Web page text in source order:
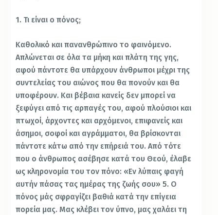
1. Τι είναι ο πόνος;
Καθολικό και πανανθρώπινο το φαινόμενο.
Απλώνεται σε όλα τα μήκη και πλάτη της γης,
αφού πάντοτε θα υπάρχουν άνθρωποι μέχρι της
συντελείας του αιώνος που θα πονούν και θα
υποφέρουν. Και βέβαια κανείς δεν μπορεί να
ξεφύγει από τις αρπαγές του, αφού πλούσιοι και
πτωχοί, άρχοντες και αρχόμενοι, επιφανείς και
άσημοι, σοφοί και αγράμματοι, θα βρίσκονται
πάντοτε κάτω από την επήρειά του. Από τότε
που ο άνθρωπος ασέβησε κατά του Θεού, έλαβε
ως κληρονομία του τον πόνο: «Εν λύπαις φαγή
αυτήν πάσας τας ημέρας της ζωής σου» 5. Ο
πόνος μάς σφραγίζει βαθιά κατά την επίγεια
πορεία μας. Μας κλέβει τον ύπνο, μας χαλάει τη